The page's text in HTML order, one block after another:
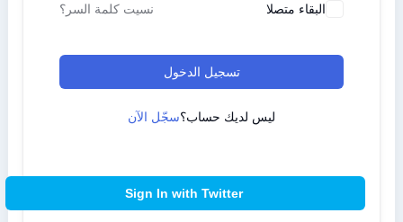
البقاء متصلا نسيت كلمة السر؟
تسجيل الدخول
ليس لديك حساب؟سجّل الآن
Sign In with Twitter